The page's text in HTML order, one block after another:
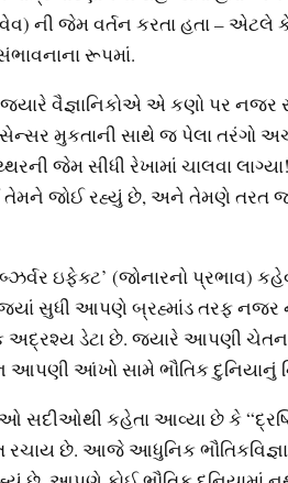
(વેવ) ની જેમ વર્તન કરતા હતા –
રૂપમાં.
જ્યારે વૈજ્ઞાનિકોએ એ કણો પર નજર
મુકતાની સાથે જ પેલા તરંગો
જેમ સીધી રેખામાં ચાલવા
તેમને જોઈ રહ્યું છે, અને તેમણે તરત
ઇફેક્ટ’ (જોનારનો પ્રભાવ)
સુધી આપણે બ્રહ્માંડ તરફ નજર
ડેટા છે. જ્યારે આપણી ચેતના
આંખો સામે ભૌતિક દુનિયાનું
સદીઓથી કહેતા આવ્યા છે કે
છે. આજે આધુનિક